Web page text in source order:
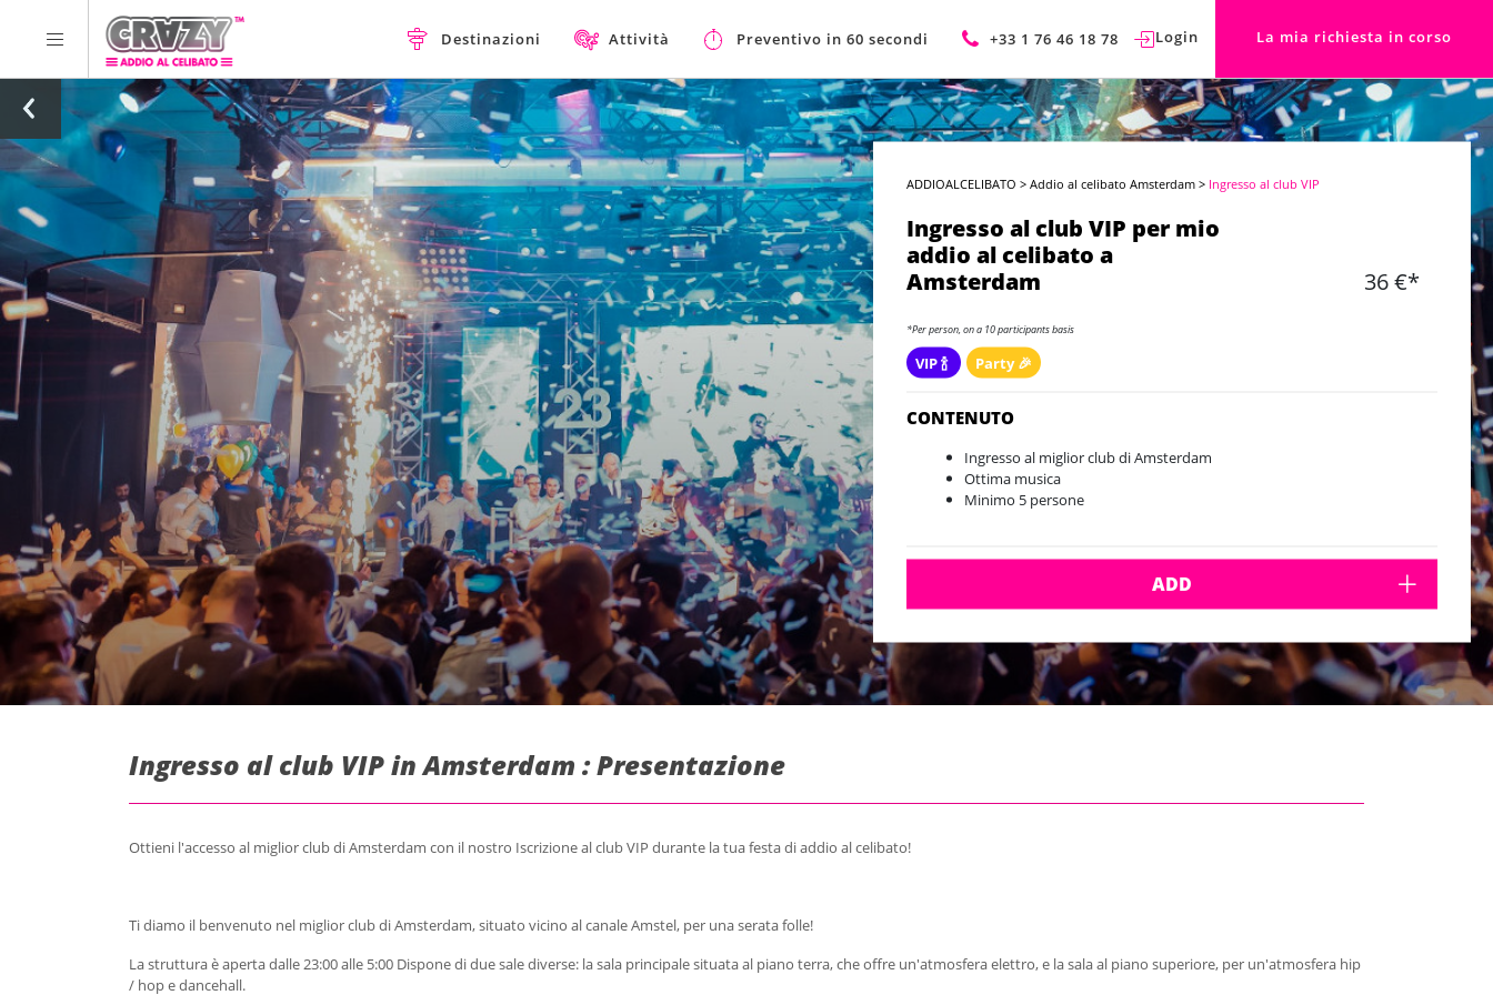
Destinazioni Attività Preventivo in 60 secondi +33 1 76 46 18 78 Login La mia richiesta in corso
ADDIOALCELIBATO >Addio al celibato Amsterdam > Ingresso al club VIP
Ingresso al club VIP per mio
addio al celibato a
Amsterdam
36 €*
*Per person, on a 10 participants basis
VIP 🍾 Party 🎉
CONTENUTO
Ingresso al miglior club di Amsterdam
Ottima musica
Minimo 5 persone
ADD
Ingresso al club VIP in Amsterdam : Presentazione
Ottieni l'accesso al miglior club di Amsterdam con il nostro Iscrizione al club VIP durante la tua festa di addio al celibato!
Ti diamo il benvenuto nel miglior club di Amsterdam, situato vicino al canale Amstel, per una serata folle!
La struttura è aperta dalle 23:00 alle 5:00 Dispone di due sale diverse: la sala principale situata al piano terra, che offre un'atmosfera elettro, e la sala al piano superiore, per un'atmosfera hip
/ hop e dancehall.